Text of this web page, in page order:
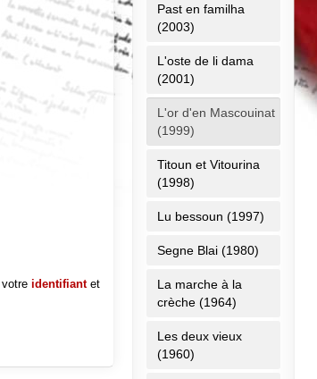
identifiantet
Past en familha
(2003)
L'oste de li dama
(2001)
L'or d'en Mascouinat
(1999)
Titoun et Vitourina
(1998)
Lu bessoun (1997)
Segne Blai (1980)
La marche à la
crèche (1964)
Les deux vieux
(1960)